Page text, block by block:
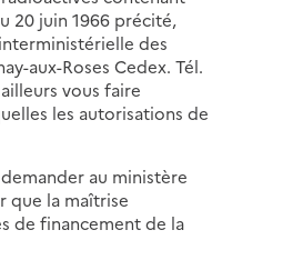
20 juin 1966 précité,
des
aux-Roses Cedex. Tél.
vous faire
les autorisations de
au ministère
que la maîtrise
de financement de la